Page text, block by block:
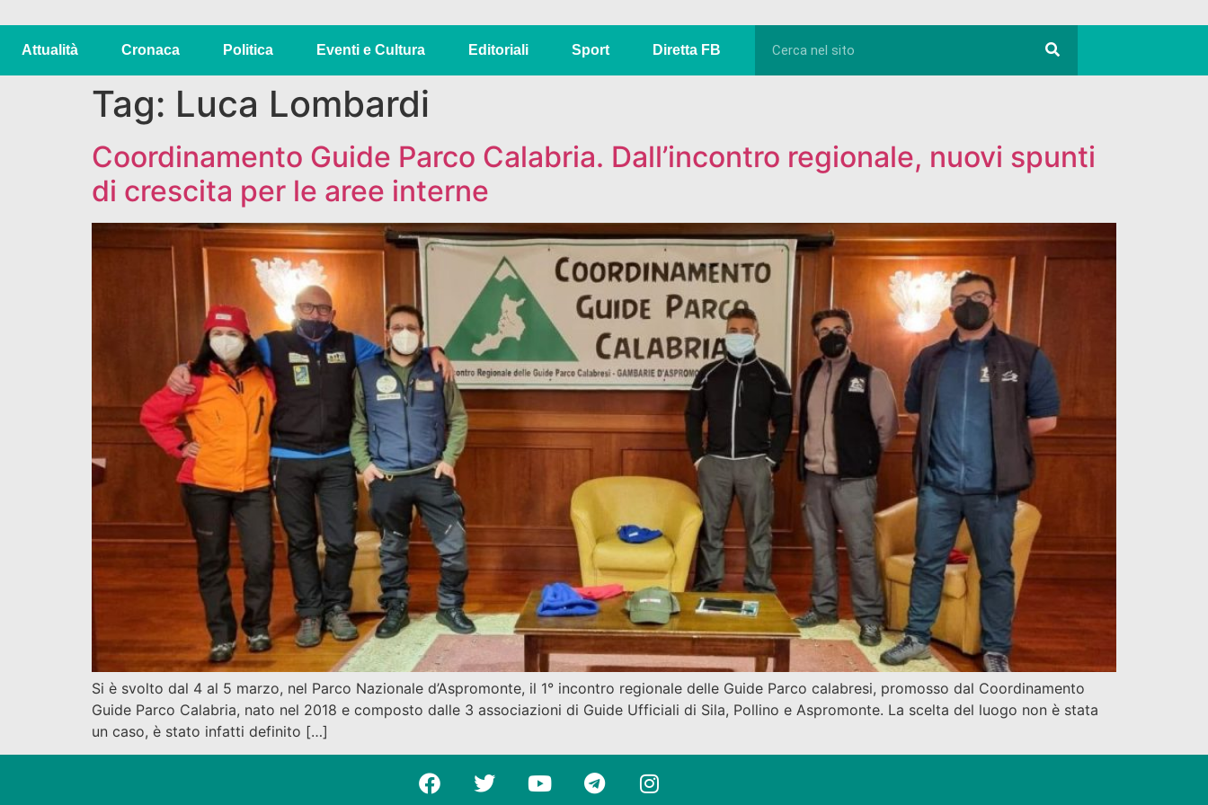
Attualità Cronaca Politica Eventi e Cultura Editoriali Sport Diretta FB
Tag: Luca Lombardi
Coordinamento Guide Parco Calabria. Dall’incontro regionale, nuovi spunti
di crescita per le aree interne
Si è svolto dal 4 al 5 marzo, nel Parco Nazionale d’Aspromonte, il 1° incontro regionale delle Guide Parco calabresi, promosso dal Coordinamento
Guide Parco Calabria, nato nel 2018 e composto dalle 3 associazioni di Guide Ufficiali di Sila, Pollino e Aspromonte. La scelta del luogo non è stata
un caso, è stato infatti definito […]